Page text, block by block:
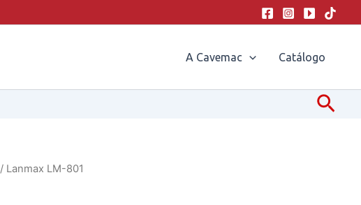
A Cavemac Catálogo
/ Lanmax LM-801